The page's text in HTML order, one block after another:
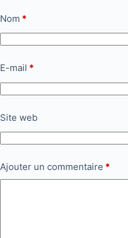
Nom *
E-mail *
Site web
Ajouter un commentaire *